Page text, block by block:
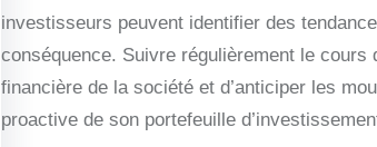
investisseurs peuvent identifier des
conséquence. Suivre régulièrement le cours
financière de la société et d’anticiper les
proactive de son portefeuille